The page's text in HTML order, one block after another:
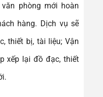
phòng mới hoàn
hàng. Dịch vụ sẽ
thiết bị, tài liệu; Vận
xếp lại đồ đạc, thiết